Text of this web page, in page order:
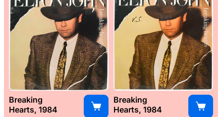
Breaking
Hearts, 1984
Breaking
Hearts, 1984